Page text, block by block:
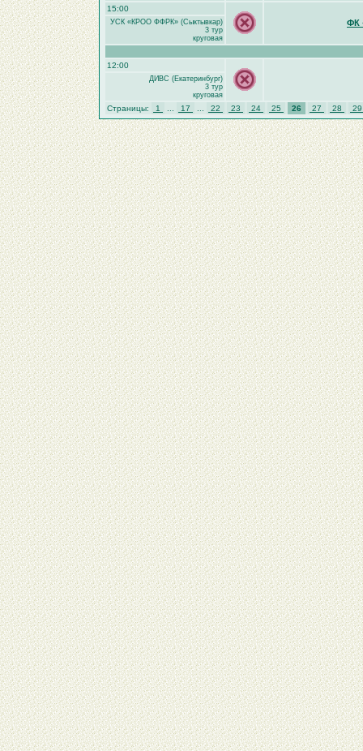
15:00
ФК
УСК «КРОО ФФРК» (Сыктывкар)
3 тур
круговая
12:00
ДИВС (Екатеринбург)
3 тур
круговая
Страницы: 1 17 22 23 24 25 26 27 28